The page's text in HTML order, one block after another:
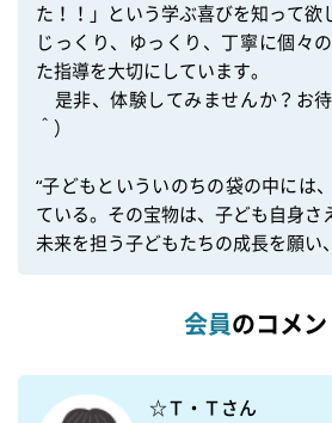
た！！」という学ぶ喜びを知って欲
じっくり、ゆっくり、丁寧に個々
た指導を大切にしています。
是非、体験してみませんか？お
＾）
“子どもといういのちの袋の中には
ている。その宝物は、子ども自身さ
未来を担う子どもたちの成長を願い
会員のコメン
☆Ｔ・Ｔさん